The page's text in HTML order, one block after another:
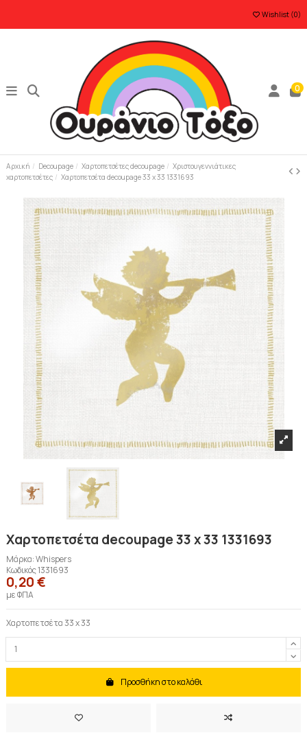
Wishlist (0)
0
Αρχική Decoupage Χαρτοπετσέτες decoupage
Χριστουγεννιάτικες
χαρτοπετσέτες
Χαρτοπετσέτα decoupage 33 x 33 1331693
Χαρτοπετσέτα decoupage 33 x 33 1331693
Μάρκα:Whispers
Κωδικός1331693
0,20 €
με ΦΠΑ
Χαρτοπετσέτα 33 x 33
Προσθήκη στο καλάθι